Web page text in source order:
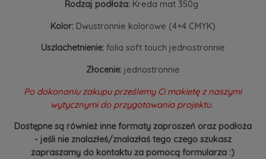
Rodzaj podłoża: Kreda mat 350g
Kolor:Dwustronnie kolorowe (4+4 CMYK)
Uszlachetnienie:folia soft touch jednostronnie
Złocenie:jednostronnie
Po dokonaniu zakupu prześlemy Ci makietę z naszymi
wytycznymi do przygotowania projektu.
Dostępne są również inne formaty zaproszeń oraz podłoża
- jeśli nie znalazłeś/znalazłaś tego czego szukasz
zapraszamy do kontaktu za pomocą formularza :)